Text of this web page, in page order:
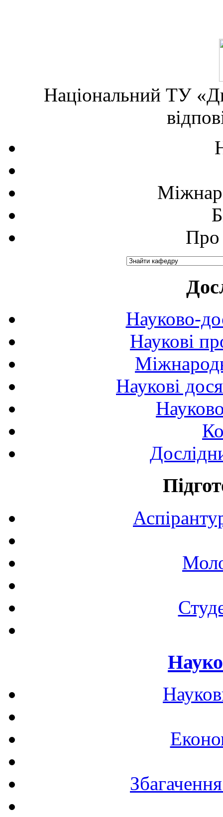
Національний ТУ
Про
Науково-
Наукові
Наукові